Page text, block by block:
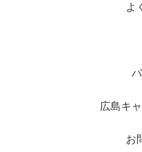
よ
広島キ
お